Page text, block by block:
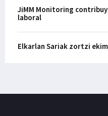
JiMM Monitoring
laboral
Elkarlan Sariak zortzi